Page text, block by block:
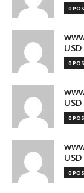
0
USD
0
USD
0
USD
0